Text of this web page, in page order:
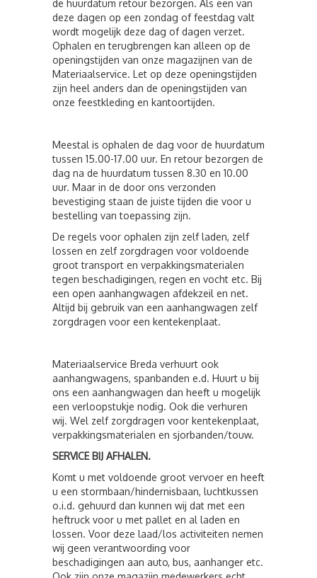
de huurdatum retour bezorgen. Als een van
deze dagen op een zondag of feestdag valt
wordt mogelijk deze dag of dagen verzet.
Ophalen en terugbrengen kan alleen op de
openingstijden van onze magazijnen van de
Materiaalservice. Let op deze openingstijden
zijn heel anders dan de openingstijden van
onze feestkleding en kantoortijden.
Meestal is ophalen de dag voor de huurdatum
tussen 15.00-17.00 uur. En retour bezorgen de
dag na de huurdatum tussen 8.30 en 10.00
uur. Maar in de door ons verzonden
bevestiging staan de juiste tijden die voor u
bestelling van toepassing zijn.
De regels voor ophalen zijn zelf laden, zelf
lossen en zelf zorgdragen voor voldoende
groot transport en verpakkingsmaterialen
tegen beschadigingen, regen en vocht etc. Bij
een open aanhangwagen afdekzeil en net.
Altijd bij gebruik van een aanhangwagen zelf
zorgdragen voor een kentekenplaat.
Materiaalservice Breda verhuurt ook
aanhangwagens, spanbanden e.d. Huurt u bij
ons een aanhangwagen dan heeft u mogelijk
een verloopstukje nodig. Ook die verhuren
wij. Wel zelf zorgdragen voor kentekenplaat,
verpakkingsmaterialen en sjorbanden/touw.
SERVICE BIJ AFHALEN.
Komt u met voldoende groot vervoer en heeft
u een stormbaan/hindernisbaan, luchtkussen
o.i.d. gehuurd dan kunnen wij dat met een
heftruck voor u met pallet en al laden en
lossen. Voor deze laad/los activiteiten nemen
wij geen verantwoording voor
beschadigingen aan auto, bus, aanhanger etc.